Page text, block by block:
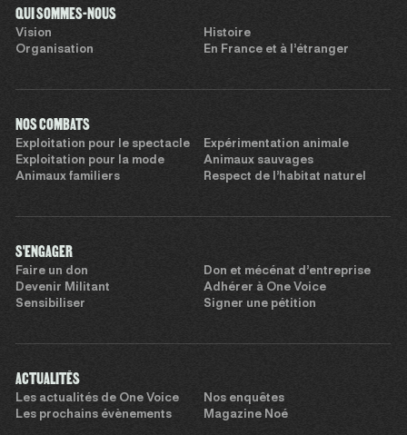
QUI SOMMES-NOUS
Vision
Histoire
Organisation
En France et à l’étranger
NOS COMBATS
Exploitation pour le spectacle
Expérimentation animale
Exploitation pour la mode
Animaux sauvages
Animaux familiers
Respect de l’habitat naturel
S'ENGAGER
Faire un don
Don et mécénat d’entreprise
Devenir Militant
Adhérer à One Voice
Sensibiliser
Signer une pétition
ACTUALITÉS
Les actualités de One Voice
Nos enquêtes
Les prochains évènements
Magazine Noé